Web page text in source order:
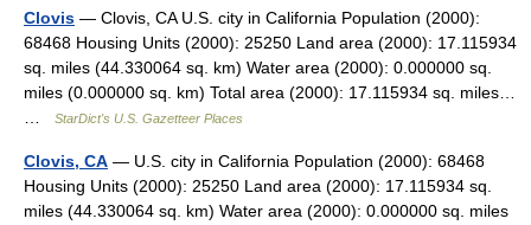
Clovis — Clovis, CA U.S. city in California Population (2000):
68468 Housing Units (2000): 25250 Land area (2000): 17.115934
sq. miles (44.330064 sq. km) Water area (2000): 0.000000 sq.
miles (0.000000 sq. km) Total area (2000): 17.115934 sq. miles…
StarDict's U.S. Gazetteer Places
Clovis, CA — U.S. city in California Population (2000): 68468
Housing Units (2000): 25250 Land area (2000): 17.115934 sq.
miles (44.330064 sq. km) Water area (2000): 0.000000 sq. miles